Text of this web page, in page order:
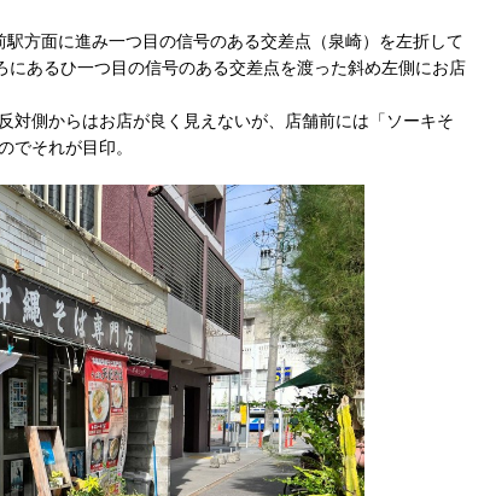
方面に進み一つ目の信号のある交差点（泉崎）を左折して
あるひ一つ目の信号のある交差点を渡った斜め左側にお店
対側からはお店が良く見えないが、店舗前には「ソーキそ
でそれが目印。